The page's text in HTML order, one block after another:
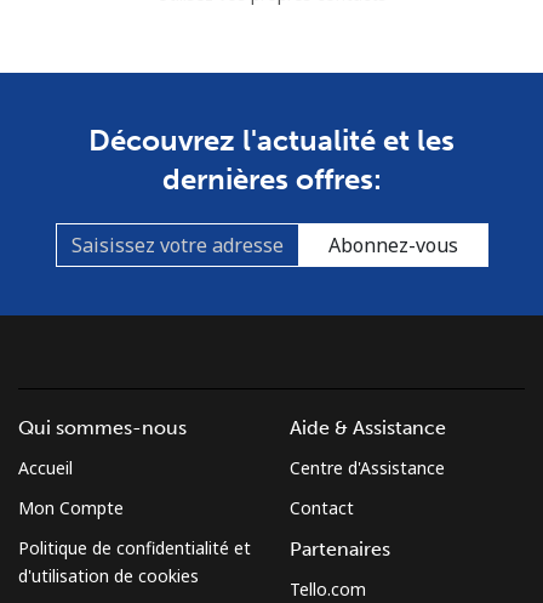
Découvrez l'actualité et les
dernières offres:
Abonnez-vous
Qui sommes-nous
Accueil
Mon Compte
Politique de confidentialité et
d'utilisation de cookies
Aide & Assistance
Centre d'Assistance
Contact
Partenaires
Tello.com